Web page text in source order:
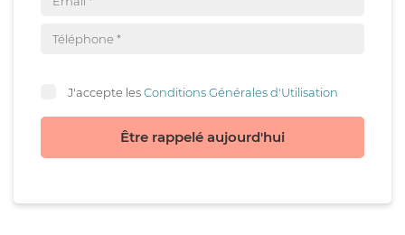
J'accepte lesConditions Générales d'Utilisation
Être rappelé aujourd'hui